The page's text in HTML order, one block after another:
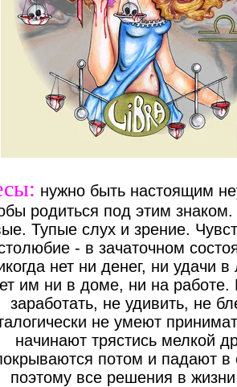
нужно быть настоящим
родиться под этим
Тупые слух и зрение.
- в зачаточном
нет ни денег, ни удачи
им ни в доме, ни на работе.
заработать, не удивить, не
не умеют
начинают трястись мелкой
потом и падают в
поэтому все решения в